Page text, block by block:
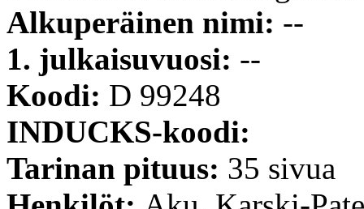
Alkuperäinen nimi: --
1. julkaisuvuosi: --
Koodi: D 99248
INDUCKS-koodi:
Tarinan pituus: 35 sivua